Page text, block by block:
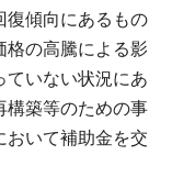
復傾向にあるもの
格の高騰による影
ていない状況にあ
構築等のための事
おいて補助金を交